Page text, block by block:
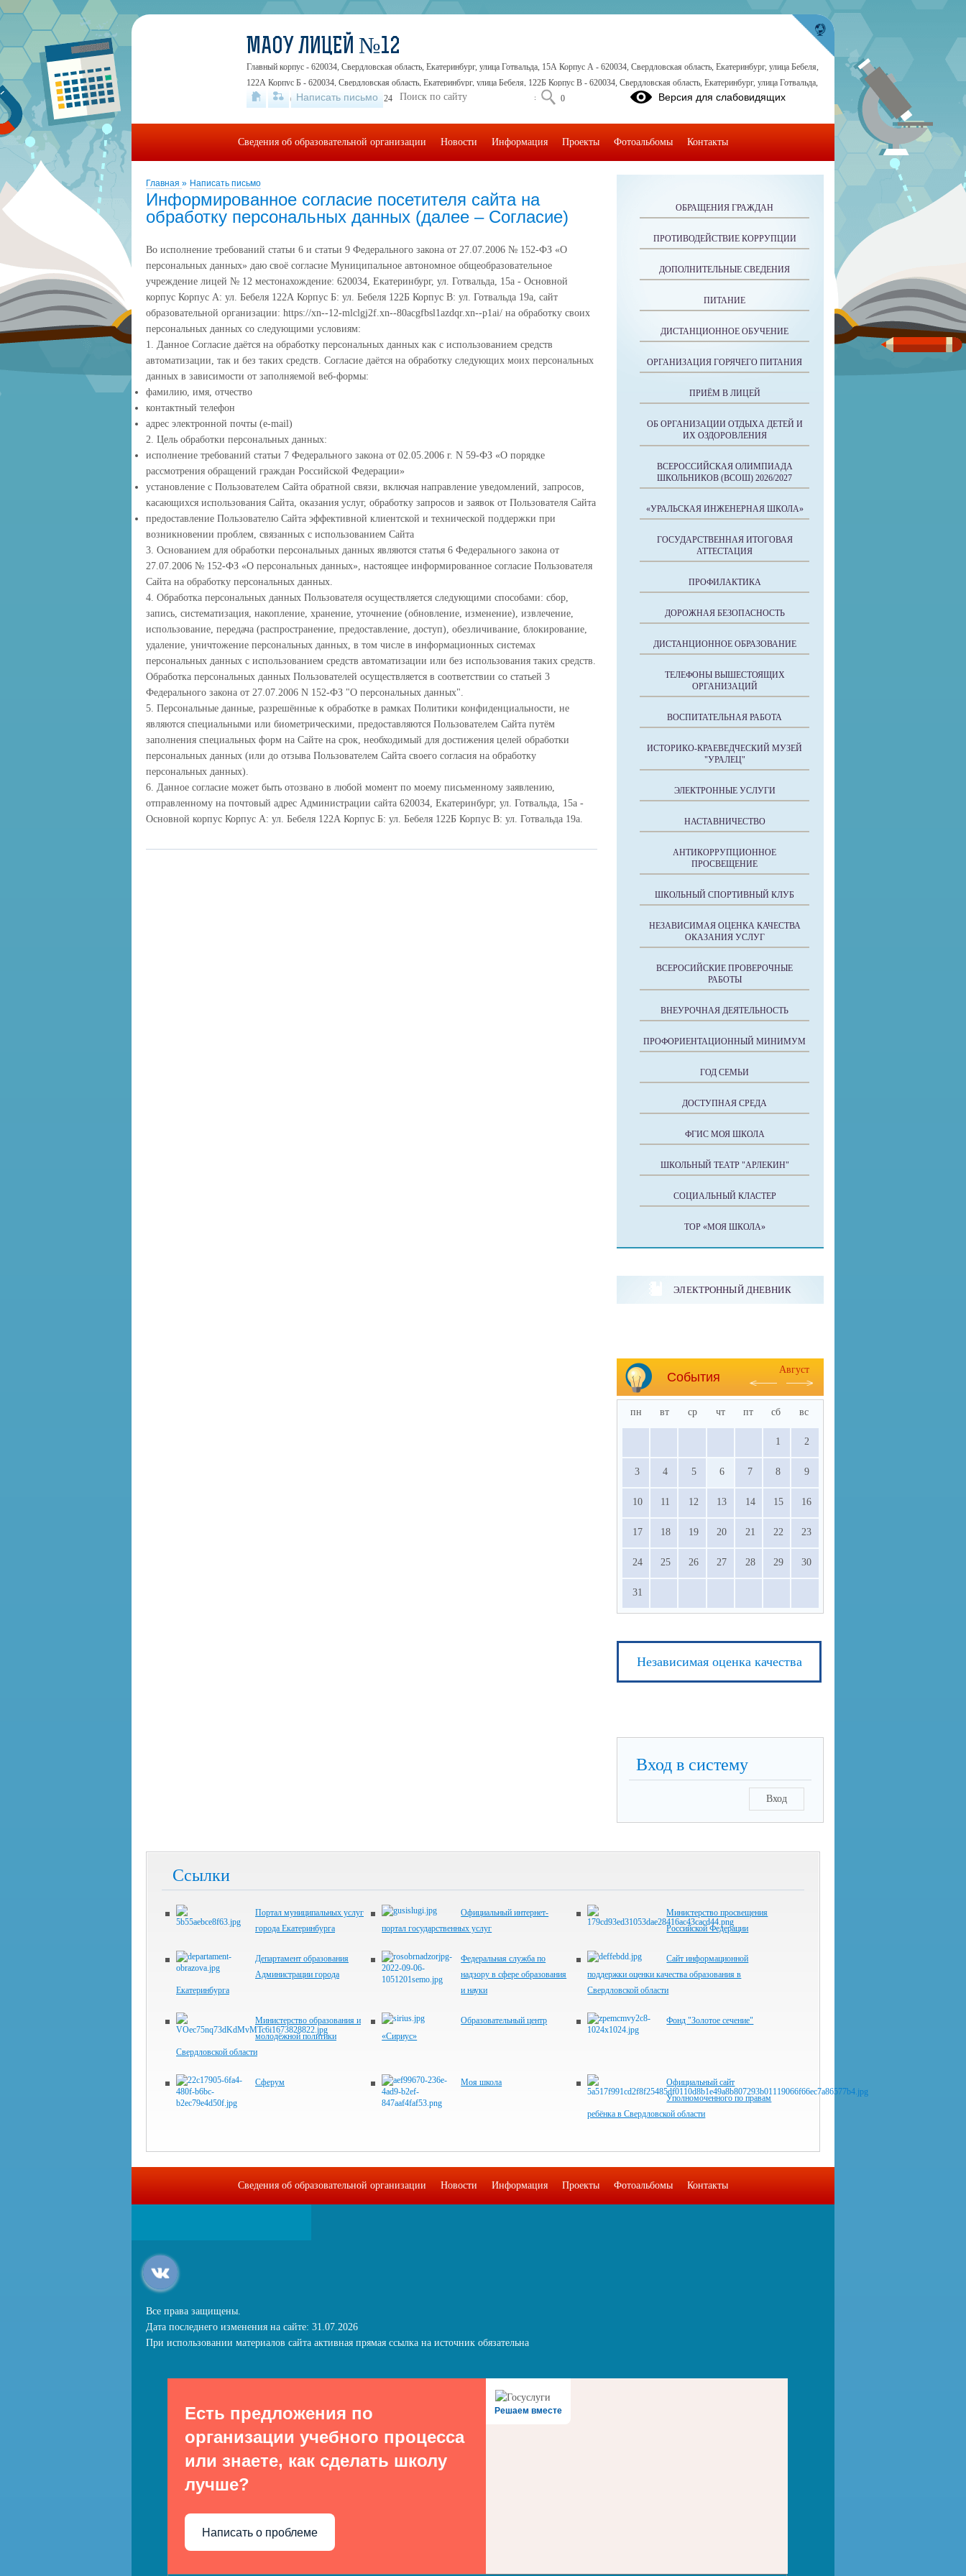
Главная » Написать письмо
Информированное согласие посетителя сайта на
обработку персональных данных (далее – Согласие)
Во исполнение требований статьи 6 и статьи 9 Федерального закона от 27.07.2006 № 152-ФЗ «О
персональных данных» даю своё согласие Муниципальное автономное общеобразовательное
учреждение лицей № 12 местонахождение: 620034, Екатеринбург, ул. Готвальда, 15а - Основной
корпус Корпус А: ул. Бебеля 122А Корпус Б: ул. Бебеля 122Б Корпус В: ул. Готвальда 19а, сайт
образовательной организации: https://xn--12-mlclgj2f.xn--80acgfbsl1azdqr.xn--p1ai/ на обработку своих
персональных данных со следующими условиям:
1. Данное Согласие даётся на обработку персональных данных как с использованием средств
автоматизации, так и без таких средств. Согласие даётся на обработку следующих моих персональных
данных в зависимости от заполняемой веб-формы:
фамилию, имя, отчество
контактный телефон
адрес электронной почты (e-mail)
2. Цель обработки персональных данных:
исполнение требований статьи 7 Федерального закона от 02.05.2006 г. N 59-ФЗ «О порядке
рассмотрения обращений граждан Российской Федерации»
установление с Пользователем Сайта обратной связи, включая направление уведомлений, запросов,
касающихся использования Сайта, оказания услуг, обработку запросов и заявок от Пользователя Сайта
предоставление Пользователю Сайта эффективной клиентской и технической поддержки при
возникновении проблем, связанных с использованием Сайта
3. Основанием для обработки персональных данных являются статья 6 Федерального закона от
27.07.2006 № 152-ФЗ «О персональных данных», настоящее информированное согласие Пользователя
Сайта на обработку персональных данных.
4. Обработка персональных данных Пользователя осуществляется следующими способами: сбор,
запись, систематизация, накопление, хранение, уточнение (обновление, изменение), извлечение,
использование, передача (распространение, предоставление, доступ), обезличивание, блокирование,
удаление, уничтожение персональных данных, в том числе в информационных системах
персональных данных с использованием средств автоматизации или без использования таких средств.
Обработка персональных данных Пользователей осуществляется в соответствии со статьей 3
Федерального закона от 27.07.2006 N 152-ФЗ "О персональных данных".
5. Персональные данные, разрешённые к обработке в рамках Политики конфиденциальности, не
являются специальными или биометрическими, предоставляются Пользователем Сайта путём
заполнения специальных форм на Сайте на срок, необходимый для достижения целей обработки
персональных данных (или до отзыва Пользователем Сайта своего согласия на обработку
персональных данных).
6. Данное согласие может быть отозвано в любой момент по моему письменному заявлению,
отправленному на почтовый адрес Администрации сайта 620034, Екатеринбург, ул. Готвальда, 15а -
Основной корпус Корпус А: ул. Бебеля 122А Корпус Б: ул. Бебеля 122Б Корпус В: ул. Готвальда 19а.
ОБРАЩЕНИЯ ГРАЖДАН
ПРОТИВОДЕЙСТВИЕ КОРРУПЦИИ
ДОПОЛНИТЕЛЬНЫЕ СВЕДЕНИЯ
ПИТАНИЕ
ДИСТАНЦИОННОЕ ОБУЧЕНИЕ
ОРГАНИЗАЦИЯ ГОРЯЧЕГО ПИТАНИЯ
ПРИЁМ В ЛИЦЕЙ
ОБ ОРГАНИЗАЦИИ ОТДЫХА ДЕТЕЙ И
ИХ ОЗДОРОВЛЕНИЯ
ВСЕРОССИЙСКАЯ ОЛИМПИАДА
ШКОЛЬНИКОВ (ВСОШ) 2026/2027
«УРАЛЬСКАЯ ИНЖЕНЕРНАЯ ШКОЛА»
ГОСУДАРСТВЕННАЯ ИТОГОВАЯ
АТТЕСТАЦИЯ
ПРОФИЛАКТИКА
ДОРОЖНАЯ БЕЗОПАСНОСТЬ
ДИСТАНЦИОННОЕ ОБРАЗОВАНИЕ
ТЕЛЕФОНЫ ВЫШЕСТОЯЩИХ
ОРГАНИЗАЦИЙ
ВОСПИТАТЕЛЬНАЯ РАБОТА
ИСТОРИКО-КРАЕВЕДЧЕСКИЙ МУЗЕЙ
"УРАЛЕЦ"
ЭЛЕКТРОННЫЕ УСЛУГИ
НАСТАВНИЧЕСТВО
АНТИКОРРУПЦИОННОЕ
ПРОСВЕЩЕНИЕ
ШКОЛЬНЫЙ СПОРТИВНЫЙ КЛУБ
НЕЗАВИСИМАЯ ОЦЕНКА КАЧЕСТВА
ОКАЗАНИЯ УСЛУГ
ВСЕРОСИЙСКИЕ ПРОВЕРОЧНЫЕ
РАБОТЫ
ВНЕУРОЧНАЯ ДЕЯТЕЛЬНОСТЬ
ПРОФОРИЕНТАЦИОННЫЙ МИНИМУМ
ГОД СЕМЬИ
ДОСТУПНАЯ СРЕДА
ФГИС МОЯ ШКОЛА
ШКОЛЬНЫЙ ТЕАТР "АРЛЕКИН"
СОЦИАЛЬНЫЙ КЛАСТЕР
ТОР «МОЯ ШКОЛА»
ЭЛЕКТРОННЫЙ ДНЕВНИК
События
Август
пн вт ср чт пт сб вс
1 2
3 4 5 6 7 8 9
10 11 12 13 14 15 16
17 18 19 20 21 22 23
24 25 26 27 28 29 30
31
Независимая оценка качества
Вход в систему
Вход
Ссылки
Портал муниципальных услуг
города Екатеринбурга
Официальный интернет-
портал государственных услуг
Министерство просвещения
Российской Федерации
Департамент образования
Администрации города
Екатеринбурга
Федеральная служба по
надзору в сфере образования
и науки
Сайт информационной
поддержки оценки качества образования в
Свердловской области
Министерство образования и
молодёжной политики
Свердловской области
Образовательный центр
«Сириус»
Фонд "Золотое сечение"
Сферум Моя школа
Официальный сайт
Уполномоченного по правам
ребёнка в Свердловской области
МАОУ ЛИЦЕЙ №12
Главный корпус - 620034, Свердловская область, Екатеринбург, улица Готвальда, 15А Корпус А - 620034, Свердловская область, Екатеринбург, улица Бебеля,
122А Корпус Б - 620034, Свердловская область, Екатеринбург, улица Бебеля, 122Б Корпус В - 620034, Свердловская область, Екатеринбург, улица Готвальда,
19А
+7 (343) 245-41-30, +7 (343) 245-32-16, +7 (343) 245-71-71, +7 (343) 245-30-30
Написать письмо Версия для слабовидящих
Сведения об образовательной организации Новости Информация Проекты Фотоальбомы Контакты
Сведения об образовательной организации Новости Информация Проекты Фотоальбомы Контакты
Все права защищены.
Дата последнего изменения на сайте: 31.07.2026
При использовании материалов сайта активная прямая ссылка на источник обязательна
Решаем вместе
Есть предложения по
организации учебного процесса
или знаете, как сделать школу
лучше?
Написать о проблеме